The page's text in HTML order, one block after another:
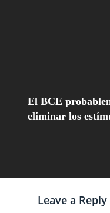
El BCE
eliminar los
Leave a Reply